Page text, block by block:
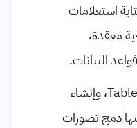
استعلامات
معقدة،
تمثيل البيانات باستخدام Tableau، وإنشاء
دمج تصورات